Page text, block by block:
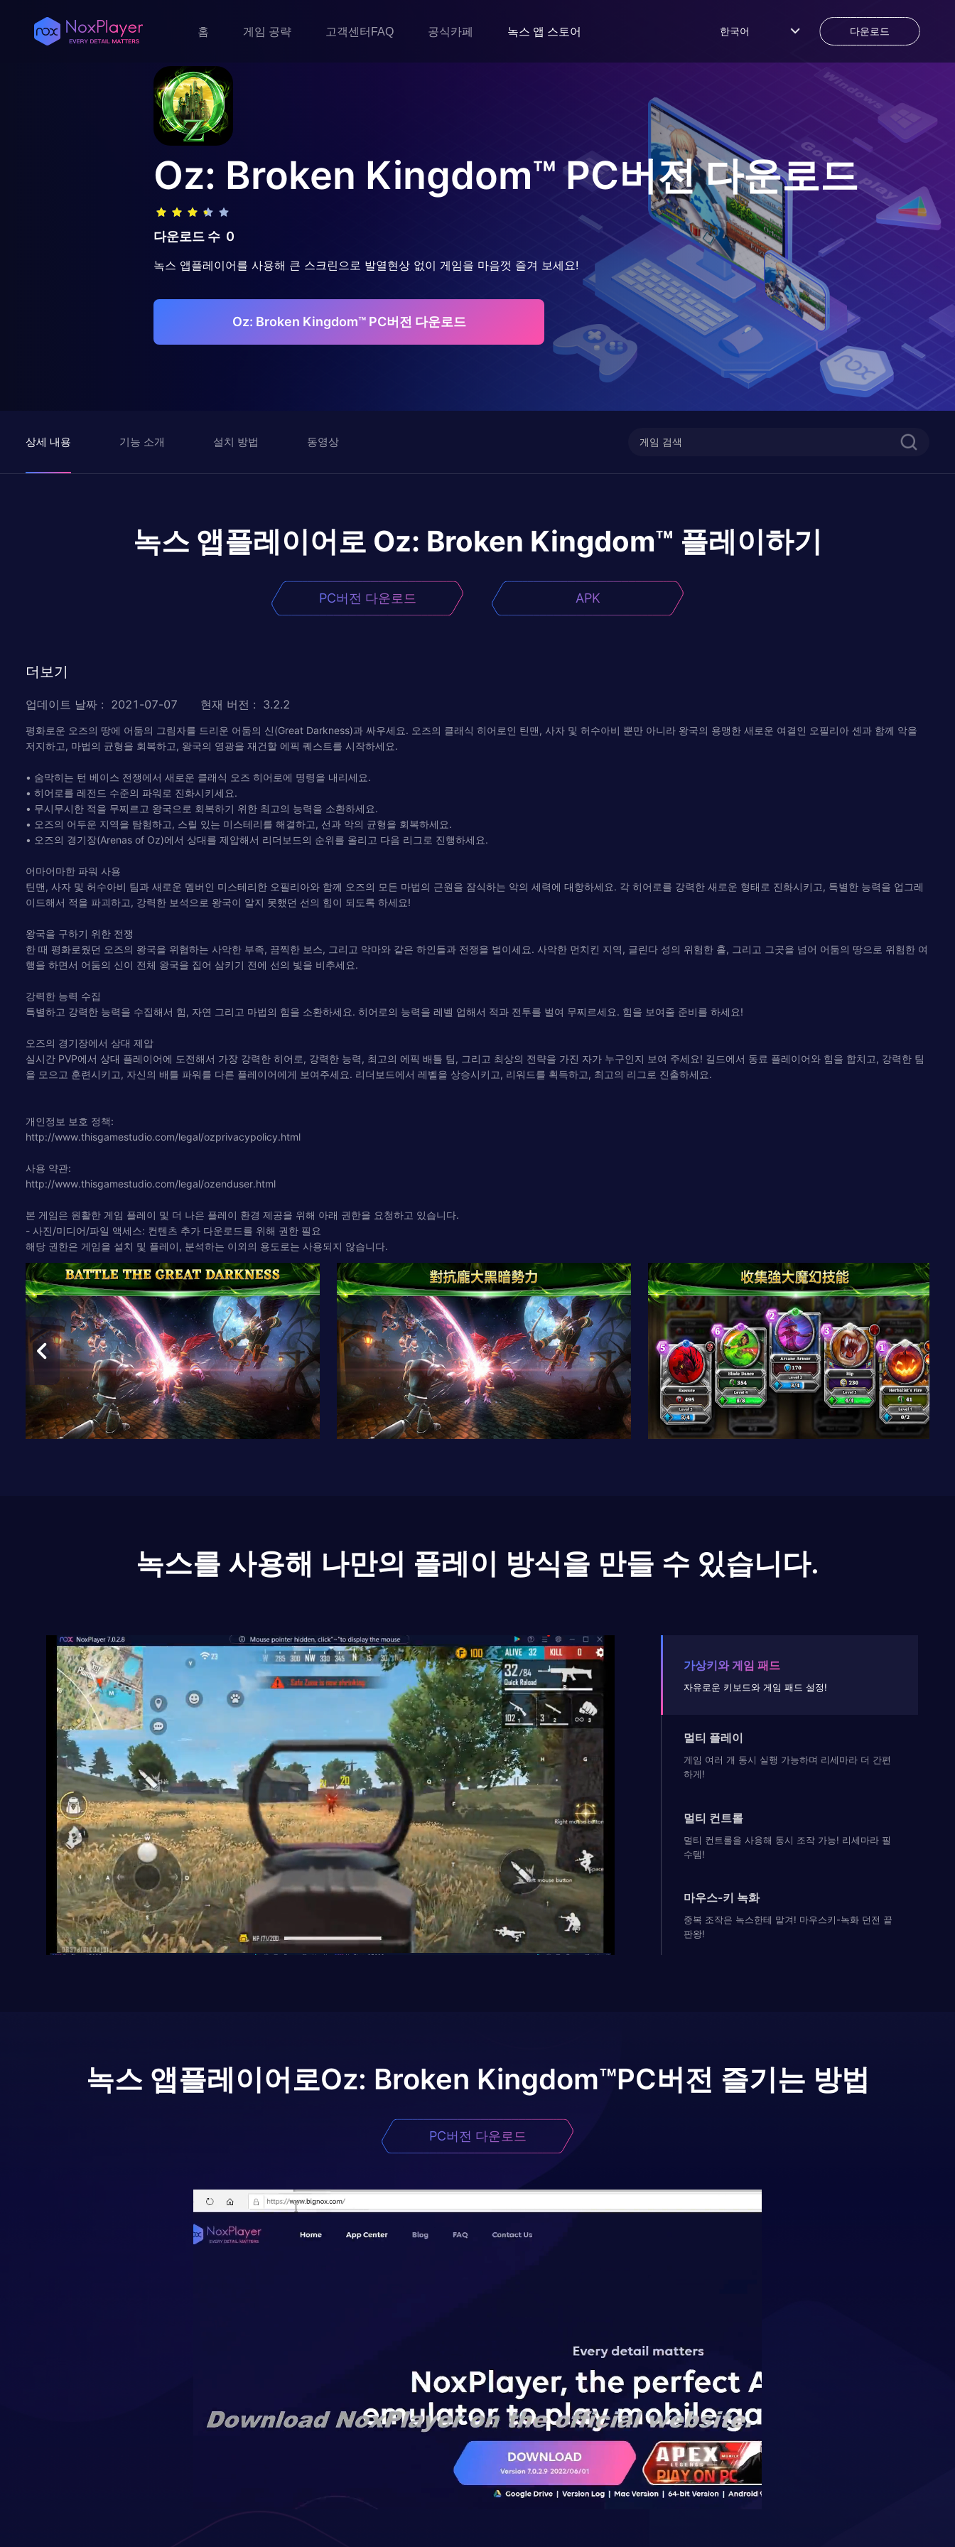
홈 게임 공략 고객센터FAQ 공식카페 녹스 앱 스토어 한국어 다운로드
Oz: Broken Kingdom™PC버전 다운로드
다운로드 수 0
녹스 앱플레이어를 사용해 큰 스크린으로 발열현상 없이 게임을 마음껏 즐겨 보세요!
Oz: Broken Kingdom™ PC버전 다운로드
상세 내용 기능 소개 설치 방법 동영상
녹스 앱플레이어로 Oz: Broken Kingdom™ 플레이하기
PC버전 다운로드 APK
더보기
업데이트 날짜 : 2021-07-07 현재 버전 : 3.2.2
평화로운 오즈의 땅에 어둠의 그림자를 드리운 어둠의 신(Great Darkness)과 싸우세요. 오즈의 클래식 히어로인 틴맨, 사자 및 허수아비 뿐만 아니라 왕국의 용맹한 새로운 여결인 오필리아 셴과 함께 악을
저지하고, 마법의 균형을 회복하고, 왕국의 영광을 재건할 에픽 퀘스트를 시작하세요.
• 숨막히는 턴 베이스 전쟁에서 새로운 클래식 오즈 히어로에 명령을 내리세요.
• 히어로를 레전드 수준의 파워로 진화시키세요.
• 무시무시한 적을 무찌르고 왕국으로 회복하기 위한 최고의 능력을 소환하세요.
• 오즈의 어두운 지역을 탐험하고, 스릴 있는 미스테리를 해결하고, 선과 악의 균형을 회복하세요.
• 오즈의 경기장(Arenas of Oz)에서 상대를 제압해서 리더보드의 순위를 올리고 다음 리그로 진행하세요.
어마어마한 파워 사용
틴맨, 사자 및 허수아비 팀과 새로운 멤버인 미스테리한 오필리아와 함께 오즈의 모든 마법의 근원을 잠식하는 악의 세력에 대항하세요. 각 히어로를 강력한 새로운 형태로 진화시키고, 특별한 능력을 업그레
이드해서 적을 파괴하고, 강력한 보석으로 왕국이 알지 못했던 선의 힘이 되도록 하세요!
왕국을 구하기 위한 전쟁
한 때 평화로웠던 오즈의 왕국을 위협하는 사악한 부족, 끔찍한 보스, 그리고 악마와 같은 하인들과 전쟁을 벌이세요. 사악한 먼치킨 지역, 글린다 성의 위험한 홀, 그리고 그곳을 넘어 어둠의 땅으로 위험한 여
행을 하면서 어둠의 신이 전체 왕국을 집어 삼키기 전에 선의 빛을 비추세요.
강력한 능력 수집
특별하고 강력한 능력을 수집해서 힘, 자연 그리고 마법의 힘을 소환하세요. 히어로의 능력을 레벨 업해서 적과 전투를 벌여 무찌르세요. 힘을 보여줄 준비를 하세요!
오즈의 경기장에서 상대 제압
실시간 PVP에서 상대 플레이어에 도전해서 가장 강력한 히어로, 강력한 능력, 최고의 에픽 배틀 팀, 그리고 최상의 전략을 가진 자가 누구인지 보여 주세요! 길드에서 동료 플레이어와 힘을 합치고, 강력한 팀
을 모으고 훈련시키고, 자신의 배틀 파워를 다른 플레이어에게 보여주세요. 리더보드에서 레벨을 상승시키고, 리워드를 획득하고, 최고의 리그로 진출하세요.
개인정보 보호 정책:
http://www.thisgamestudio.com/legal/ozprivacypolicy.html
사용 약관:
http://www.thisgamestudio.com/legal/ozenduser.html
본 게임은 원활한 게임 플레이 및 더 나은 플레이 환경 제공을 위해 아래 권한을 요청하고 있습니다.
- 사진/미디어/파일 액세스: 컨텐츠 추가 다운로드를 위해 권한 필요
해당 권한은 게임을 설치 및 플레이, 분석하는 이외의 용도로는 사용되지 않습니다.
녹스를 사용해 나만의 플레이 방식을 만들 수 있습니다.
가상키와 게임 패드
자유로운 키보드와 게임 패드 설정!
멀티 플레이
게임 여러 개 동시 실행 가능하며 리세마라 더 간편
하게!
멀티 컨트롤
멀티 컨트롤을 사용해 동시 조작 가능! 리세마라 필
수템!
마우스-키 녹화
중복 조작은 녹스한테 맡겨! 마우스키-녹화 던전 끝
판왕!
녹스 앱플레이어로Oz: Broken Kingdom™PC버전 즐기는 방법
PC버전 다운로드